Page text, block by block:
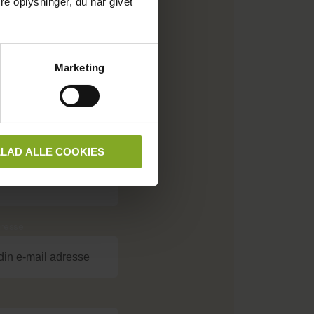
Marketing
ALLE COOKIES
med
tilbage